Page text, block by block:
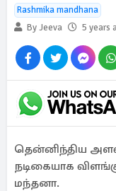
Rashmika mandhana
By Jeeva
5 years
தென்னிந்திய
நடிகையாக
மந்தனா.